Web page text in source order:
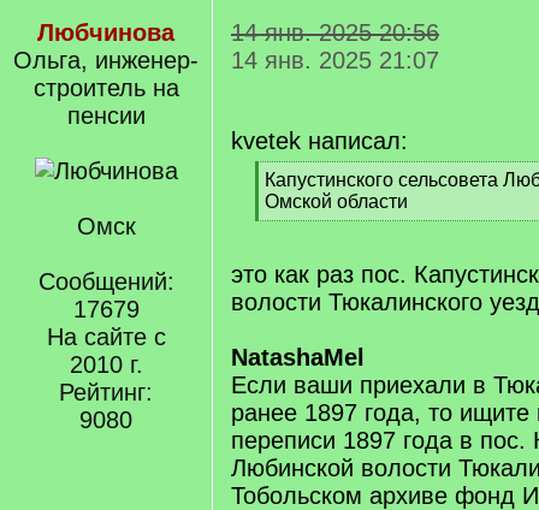
Любчинова
Ольга, инженер-
строитель на
пенсии
Омск
Сообщений:
17679
На сайте с
2010 г.
Рейтинг:
9080
14 янв. 2025 20:56
14 янв. 2025 21:07
kvetek написал:
[
q
]
Капустинского сельсовета
Омской области
[
q
]
это как раз пос.
волости Тюкалинского
NatashaMel
Если ваши приехали в
ранее 1897 года, то
переписи 1897 года в пос.
Любинской волости
Тобольском архиве фонд